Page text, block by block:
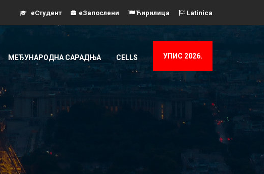
еСтудент еЗапослени Ћирилица Latinica
МЕЂУНАРОДНА САРАДЊА CELLS УПИС 2026.